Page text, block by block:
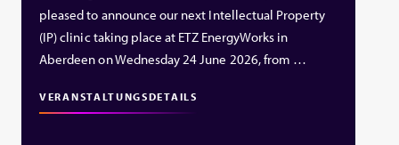
pleased to announce our next Intellectual Property
(IP) clinic taking place at ETZ EnergyWorks in
Aberdeen on Wednesday 24 June 2026, from …
VERANSTALTUNGSDETAILS